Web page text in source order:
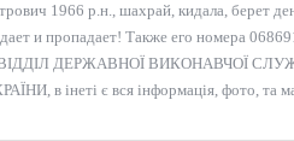
1966 р.н., шахрай, кидала, берет
и пропадает! Также его номера
ДЕРЖАВНОЇ ВИКОНАВЧОЇ
в інеті є вся інформація, фото, та